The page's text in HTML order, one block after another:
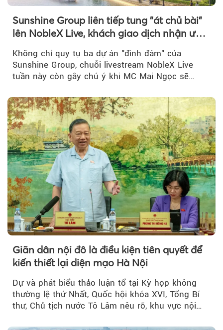
Sunshine Group liên tiếp tung "át chủ bài"
lên NobleX Live, khách giao dịch nhận ưu
Không chỉ quy tụ ba dự án "đình đám" của
Sunshine Group, chuỗi livestream NobleX Live
tuần này còn gây chú ý khi MC Mai Ngọc sẽ
Giãn dân nội đô là điều kiện tiên quyết để
kiến thiết lại diện mạo Hà Nội
Dự và phát biểu thảo luận tổ tại Kỳ họp không
thường lệ thứ Nhất, Quốc hội khóa XVI, Tổng Bí
thư, Chủ tịch nước Tô Lâm nêu rõ, khu vực nội